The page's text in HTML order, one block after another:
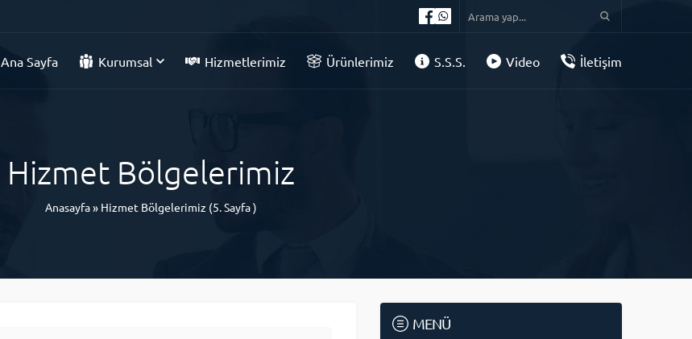
Ana Sayfa Kurumsal Hizmetlerimiz Ürünlerimiz S.S.S. Video İletişim
Hizmet Bölgelerimiz
Anasayfa» Hizmet Bölgelerimiz (5. Sayfa )
MENÜ